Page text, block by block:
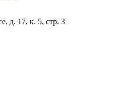
д. 17, к. 5, стр. 3